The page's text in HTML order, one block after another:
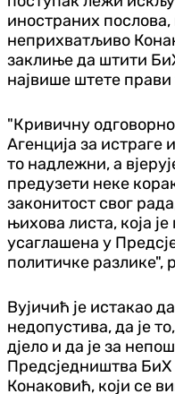
иностраних послова,
неприхватљиво
заклиње да штити
највише штете
"Кривичну
Агенција за истраге
то надлежни, а
предузети неке
законитост свог
њихова листа, која
усаглашена у
политичке разлике",
Вујичић је истакао
недопустива, да је
дјело и да је за
Предсједништва
Конаковић, који се